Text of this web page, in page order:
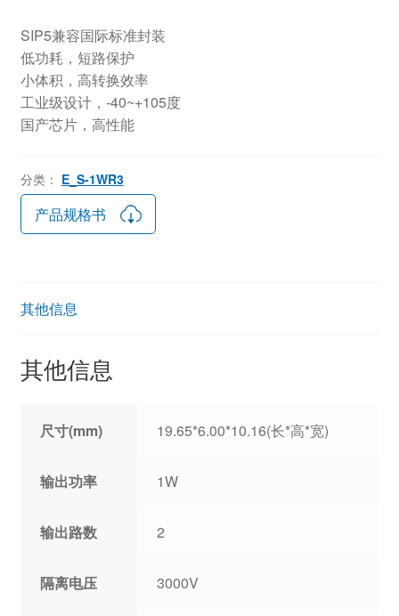
SIP5兼容国际标准封装
低功耗，短路保护
小体积，高转换效率
工业级设计，-40~+105度
国产芯片，高性能
分类： E_S-1WR3
产品规格书
其他信息
其他信息
尺寸(mm) 19.65*6.00*10.16(长*高*宽)
输出功率 1W
输出路数 2
隔离电压 3000V